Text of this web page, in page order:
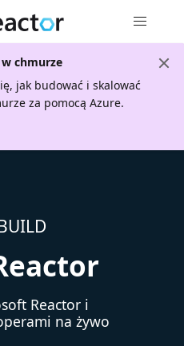
chmurze
jak budować i skalować
za pomocą Azure.
Reactor i
na żywo